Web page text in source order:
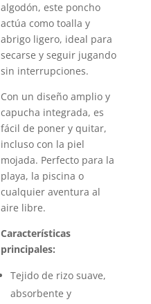
algodón, este poncho
actúa como toalla y
abrigo ligero, ideal para
secarse y seguir jugando
sin interrupciones.
Con un diseño amplio y
capucha integrada, es
fácil de poner y quitar,
incluso con la piel
mojada. Perfecto para la
playa, la piscina o
cualquier aventura al
aire libre.
Características
principales:
Tejido de rizo suave,
absorbente y